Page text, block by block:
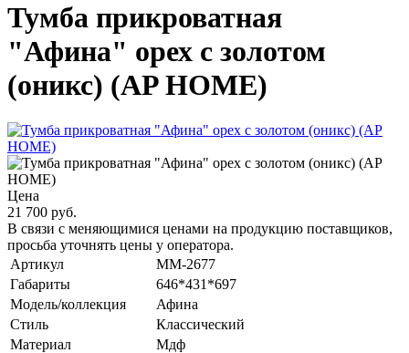
Тумба прикроватная
"Афина" орех с золотом
(оникс) (AP HOME)
Цена
21 700 руб.
В связи с меняющимися ценами на продукцию поставщиков,
просьба уточнять цены у оператора.
Артикул
MM-2677
Габариты
646*431*697
Модель/коллекция
Афина
Стиль
Классический
Материал
Мдф